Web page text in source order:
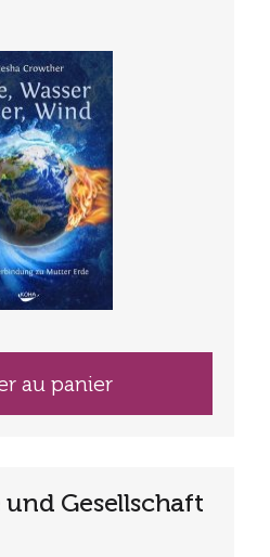
au panier
und Gesellschaft